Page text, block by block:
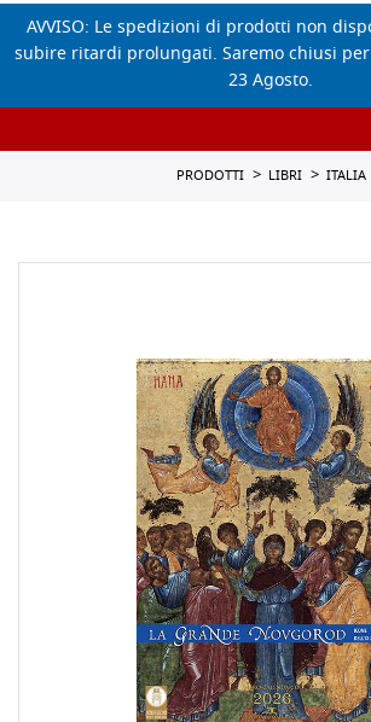
AVVISO: Le spedizioni di prodotti non
subire ritardi prolungati. Saremo chiusi
23 Agosto.
PRODOTTI LIBRI ITALIA